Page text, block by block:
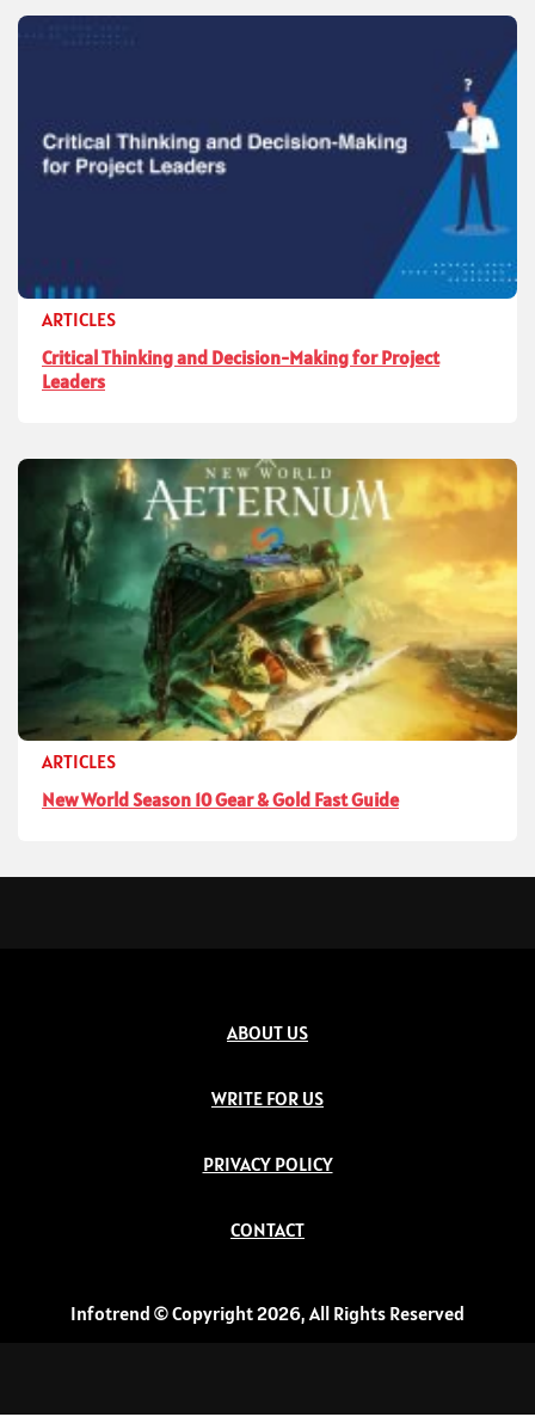
ARTICLES
Critical Thinking and Decision-Making for Project
Leaders
ARTICLES
New World Season 10 Gear & Gold Fast Guide
ABOUT US
WRITE FOR US
PRIVACY POLICY
CONTACT
Infotrend © Copyright 2026, All Rights Reserved